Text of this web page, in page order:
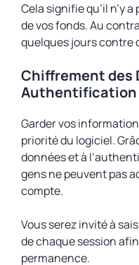
Cela signifie qu’il n’y
de vos fonds. Au
quelques jours contre
Chiffrement des
Authentification
Garder vos
priorité du logiciel.
données et à
gens ne peuvent pas
compte.
Vous serez invité à
de chaque session
permanence.